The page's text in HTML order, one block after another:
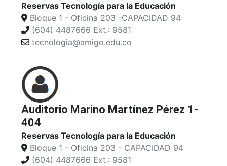
Reservas Tecnología para la Educación
Bloque 1 - Oficina 203 -CAPACIDAD 94
(604) 4487666 Ext.: 9581
tecnologia@amigo.edu.co
Auditorio Marino Martínez Pérez 1-
404
Reservas Tecnología para la Educación
Bloque 1 - Oficina 203 - CAPACIDAD 94
(604) 4487666 Ext.: 9581